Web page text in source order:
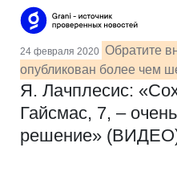
24 февраля 2020 Обратите
опубликован более чем
Я. Лачплесис:
Гайсмас, 7, –
решение»